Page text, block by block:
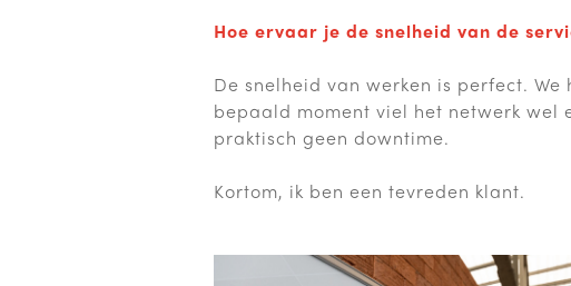
Hoe ervaar je de snelheid van de
De snelheid van werken is perfect.
bepaald moment viel het netwerk wel
praktisch geen downtime.
Kortom, ik ben een tevreden klant.